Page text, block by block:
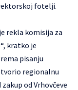
fotelji.
rekla komisija za
kratko je
pisanju
regionalnu
od Vrhovčeve